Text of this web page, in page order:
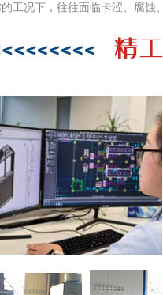
工况下，往往面临卡涩、腐蚀